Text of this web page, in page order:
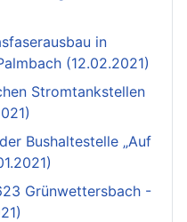
in
(12.02.2021)
Stromtankstellen
Bushaltestelle „Auf
Grünwettersbach -